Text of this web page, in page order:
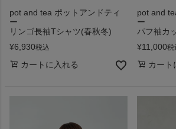
pot and tea ポットアンドティ
ー
リンゴ長袖Tシャツ(春秋冬)
¥6,930税込
カートに入れる
pot and
ー
パフ袖カ
¥11,000税
カート